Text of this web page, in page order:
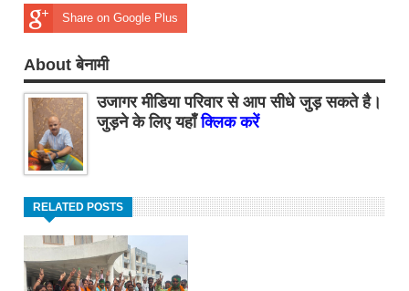
Share on Google Plus
About बेनामी
उजागर मीडिया परिवार से आप सीधे जुड़ सकते है।
जुड़ने के लिए यहाँक्लिक करें
RELATED POSTS